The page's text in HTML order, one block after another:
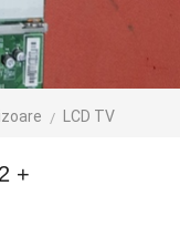
LCD TV
+